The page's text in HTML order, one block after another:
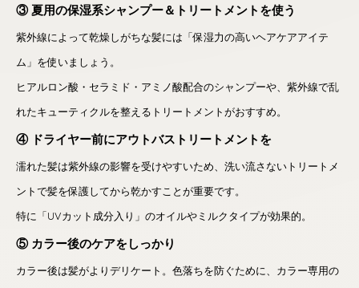
③ 夏用の保湿系シャンプー＆トリートメントを使う
紫外線によって乾燥しがちな髪には「保湿力の高いヘアケアアイテ
ム」を使いましょう。
ヒアルロン酸・セラミド・アミノ酸配合のシャンプーや、紫外線で乱
れたキューティクルを整えるトリートメントがおすすめ。
④ ドライヤー前にアウトバストリートメントを
濡れた髪は紫外線の影響を受けやすいため、洗い流さないトリートメ
ントで髪を保護してから乾かすことが重要です。
特に「UVカット成分入り」のオイルやミルクタイプが効果的。
⑤ カラー後のケアをしっかり
カラー後は髪がよりデリケート。色落ちを防ぐために、カラー専用の